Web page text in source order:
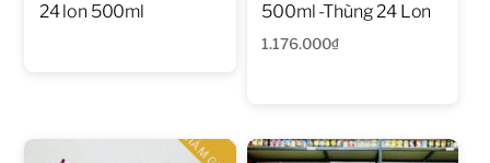
24 lon 500ml
500ml -Thùng 24 Lon
1.176.000₫